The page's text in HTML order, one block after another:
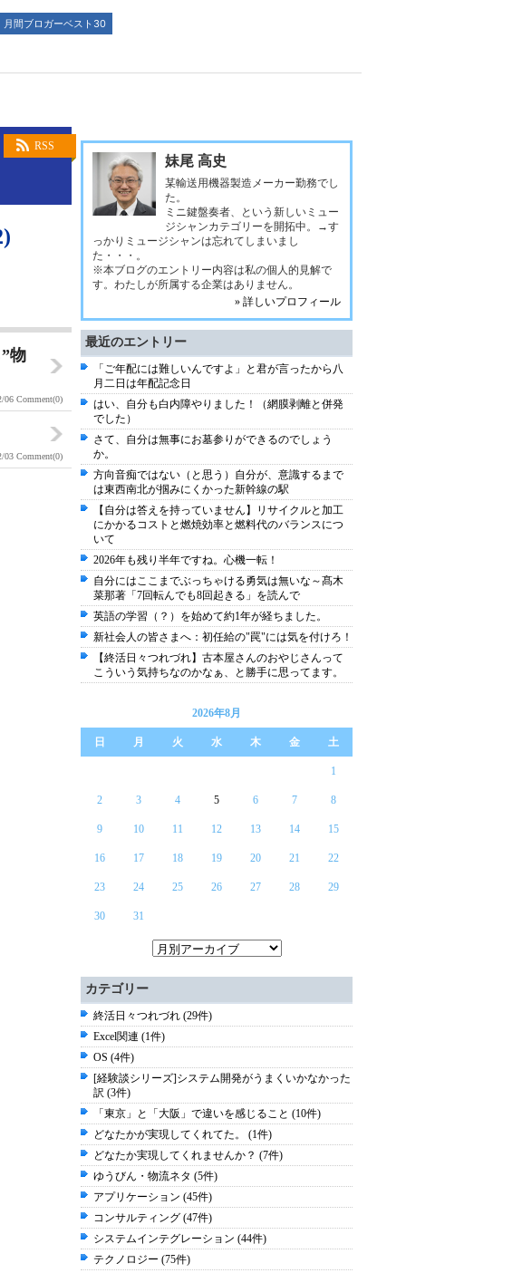
月間ブロガーベスト30
RSS
物
06 Comment(0)
03 Comment(0)
妹尾 高史
某輸送用機器製造メーカー勤務でし
た。
ミニ鍵盤奏者、という新しいミュー
ジシャンカテゴリーを開拓中。→す
っかりミュージシャンは忘れてしまいまし
た・・・。
※本ブログのエントリー内容は私の個人的見解で
す。わたしが所属する企業はありません。
» 詳しいプロフィール
最近のエントリー
「ご年配には難しいんですよ」と君が言ったから八
月二日は年配記念日
はい、自分も白内障やりました！（網膜剥離と併発
でした）
さて、自分は無事にお墓参りができるのでしょう
か。
方向音痴ではない（と思う）自分が、意識するまで
は東西南北が掴みにくかった新幹線の駅
【自分は答えを持っていません】リサイクルと加工
にかかるコストと燃焼効率と燃料代のバランスにつ
いて
2026年も残り半年ですね。心機一転！
自分にはここまでぶっちゃける勇気は無いな～髙木
菜那著「7回転んでも8回起きる」を読んで
英語の学習（？）を始めて約1年が経ちました。
新社会人の皆さまへ：初任給の"罠"には気を付けろ！
【終活日々つれづれ】古本屋さんのおやじさんって
こういう気持ちなのかなぁ、と勝手に思ってます。
2026年8月
日 月 火 水 木 金 土
1
2 3 4 5 6 7 8
9 10 11 12 13 14 15
16 17 18 19 20 21 22
23 24 25 26 27 28 29
30 31
カテゴリー
終活日々つれづれ (29件)
Excel関連 (1件)
OS (4件)
[経験談シリーズ]システム開発がうまくいかなかった
訳 (3件)
「東京」と「大阪」で違いを感じること (10件)
どなたかが実現してくれてた。 (1件)
どなたか実現してくれませんか？ (7件)
ゆうびん・物流ネタ (5件)
アプリケーション (45件)
コンサルティング (47件)
システムインテグレーション (44件)
テクノロジー (75件)